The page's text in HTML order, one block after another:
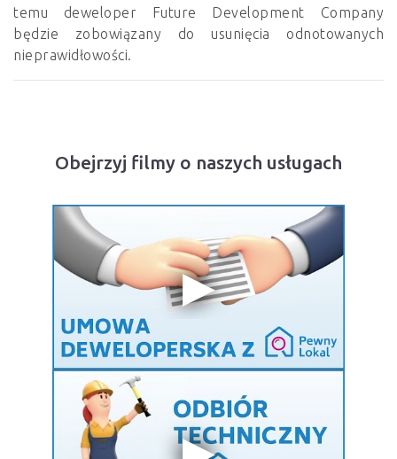
temu deweloper Future Development Company
będzie zobowiązany do usunięcia odnotowanych
nieprawidłowości.
Obejrzyj filmy o naszych usługach